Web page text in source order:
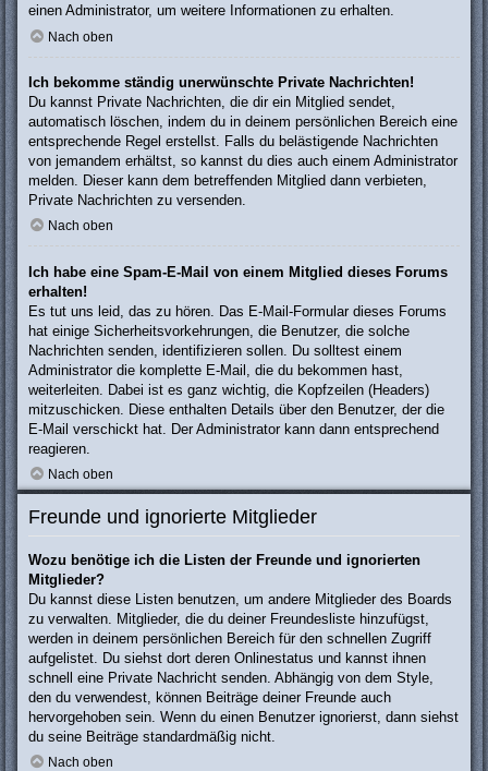
einen Administrator, um weitere Informationen zu erhalten.
Nach oben
Ich bekomme ständig unerwünschte Private Nachrichten!
Du kannst Private Nachrichten, die dir ein Mitglied sendet,
automatisch löschen, indem du in deinem persönlichen Bereich eine
entsprechende Regel erstellst. Falls du belästigende Nachrichten
von jemandem erhältst, so kannst du dies auch einem Administrator
melden. Dieser kann dem betreffenden Mitglied dann verbieten,
Private Nachrichten zu versenden.
Nach oben
Ich habe eine Spam-E-Mail von einem Mitglied dieses Forums
erhalten!
Es tut uns leid, das zu hören. Das E-Mail-Formular dieses Forums
hat einige Sicherheitsvorkehrungen, die Benutzer, die solche
Nachrichten senden, identifizieren sollen. Du solltest einem
Administrator die komplette E-Mail, die du bekommen hast,
weiterleiten. Dabei ist es ganz wichtig, die Kopfzeilen (Headers)
mitzuschicken. Diese enthalten Details über den Benutzer, der die
E-Mail verschickt hat. Der Administrator kann dann entsprechend
reagieren.
Nach oben
Freunde und ignorierte Mitglieder
Wozu benötige ich die Listen der Freunde und ignorierten
Mitglieder?
Du kannst diese Listen benutzen, um andere Mitglieder des Boards
zu verwalten. Mitglieder, die du deiner Freundesliste hinzufügst,
werden in deinem persönlichen Bereich für den schnellen Zugriff
aufgelistet. Du siehst dort deren Onlinestatus und kannst ihnen
schnell eine Private Nachricht senden. Abhängig von dem Style,
den du verwendest, können Beiträge deiner Freunde auch
hervorgehoben sein. Wenn du einen Benutzer ignorierst, dann siehst
du seine Beiträge standardmäßig nicht.
Nach oben